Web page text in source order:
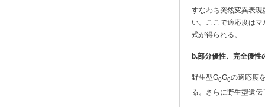
すなわち突然変異表
い。ここで適応度は
式が得られる。
b.部分優性、完全優性
野生型G0G0の適応度
る。さらに野生型遺